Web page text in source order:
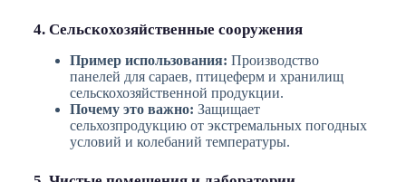
4. Сельскохозяйственные сооружения
Пример использования: Производство
панелей для сараев, птицеферм и хранилищ
сельскохозяйственной продукции.
Почему это важно: Защищает
сельхозпродукцию от экстремальных погодных
условий и колебаний температуры.